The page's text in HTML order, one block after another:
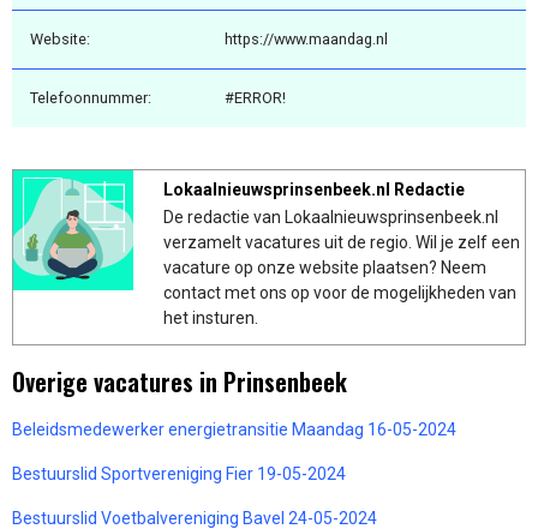
Website: https://www.maandag.nl
Telefoonnummer: #ERROR!
Lokaalnieuwsprinsenbeek.nl Redactie
De redactie van Lokaalnieuwsprinsenbeek.nl
verzamelt vacatures uit de regio. Wil je zelf een
vacature op onze website plaatsen? Neem
contact met ons op voor de mogelijkheden van
het insturen.
Overige vacatures in Prinsenbeek
Beleidsmedewerker energietransitie Maandag 16-05-2024
Bestuurslid Sportvereniging Fier 19-05-2024
Bestuurslid Voetbalvereniging Bavel 24-05-2024